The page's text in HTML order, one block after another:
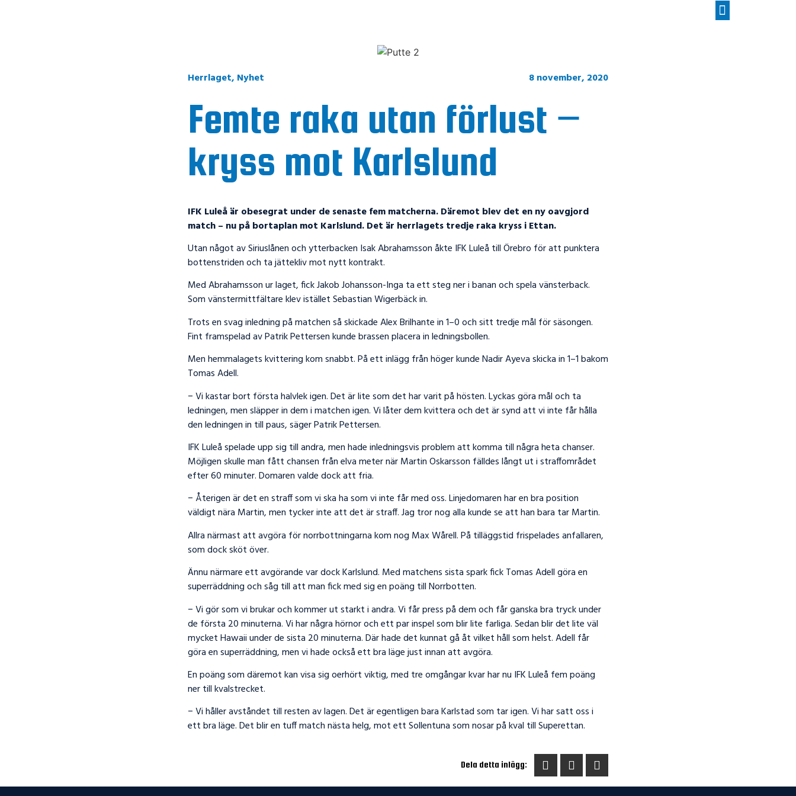
Herrlaget, Nyhet 8 november, 2020
Femte raka utan förlust −
kryss mot Karlslund
IFK Luleå är obesegrat under de senaste fem matcherna. Däremot blev det en ny oavgjord
match – nu på bortaplan mot Karlslund. Det är herrlagets tredje raka kryss i Ettan.
Utan något av Siriuslånen och ytterbacken Isak Abrahamsson åkte IFK Luleå till Örebro för att punktera
bottenstriden och ta jättekliv mot nytt kontrakt.
Med Abrahamsson ur laget, fick Jakob Johansson-Inga ta ett steg ner i banan och spela vänsterback.
Som vänstermittfältare klev istället Sebastian Wigerbäck in.
Trots en svag inledning på matchen så skickade Alex Brilhante in 1–0 och sitt tredje mål för säsongen.
Fint framspelad av Patrik Pettersen kunde brassen placera in ledningsbollen.
Men hemmalagets kvittering kom snabbt. På ett inlägg från höger kunde Nadir Ayeva skicka in 1–1 bakom
Tomas Adell.
− Vi kastar bort första halvlek igen. Det är lite som det har varit på hösten. Lyckas göra mål och ta
ledningen, men släpper in dem i matchen igen. Vi låter dem kvittera och det är synd att vi inte får hålla
den ledningen in till paus, säger Patrik Pettersen.
IFK Luleå spelade upp sig till andra, men hade inledningsvis problem att komma till några heta chanser.
Möjligen skulle man fått chansen från elva meter när Martin Oskarsson fälldes långt ut i straffområdet
efter 60 minuter. Domaren valde dock att fria.
− Återigen är det en straff som vi ska ha som vi inte får med oss. Linjedomaren har en bra position
väldigt nära Martin, men tycker inte att det är straff. Jag tror nog alla kunde se att han bara tar Martin.
Allra närmast att avgöra för norrbottningarna kom nog Max Wårell. På tilläggstid frispelades anfallaren,
som dock sköt över.
Ännu närmare ett avgörande var dock Karlslund. Med matchens sista spark fick Tomas Adell göra en
superräddning och såg till att man fick med sig en poäng till Norrbotten.
− Vi gör som vi brukar och kommer ut starkt i andra. Vi får press på dem och får ganska bra tryck under
de första 20 minuterna. Vi har några hörnor och ett par inspel som blir lite farliga. Sedan blir det lite väl
mycket Hawaii under de sista 20 minuterna. Där hade det kunnat gå åt vilket håll som helst. Adell får
göra en superräddning, men vi hade också ett bra läge just innan att avgöra.
En poäng som däremot kan visa sig oerhört viktig, med tre omgångar kvar har nu IFK Luleå fem poäng
ner till kvalstrecket.
− Vi håller avståndet till resten av lagen. Det är egentligen bara Karlstad som tar igen. Vi har satt oss i
ett bra läge. Det blir en tuff match nästa helg, mot ett Sollentuna som nosar på kval till Superettan.
Dela detta inlägg: